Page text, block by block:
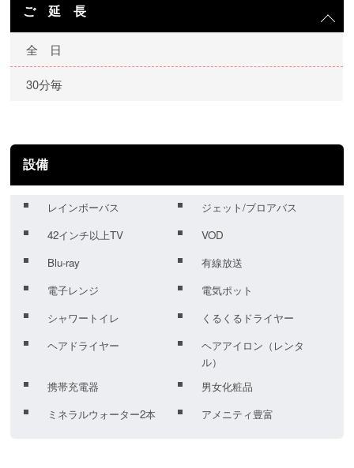
ご 延 長
全 日
30分毎
設備
レインボーバス
ジェット/ブロアバス
42インチ以上TV
VOD
Blu-ray
有線放送
電子レンジ
電気ポット
シャワートイレ
くるくるドライヤー
ヘアドライヤー
ヘアアイロン（レンタ
ル）
携帯充電器
男女化粧品
ミネラルウォーター2本
アメニティ豊富